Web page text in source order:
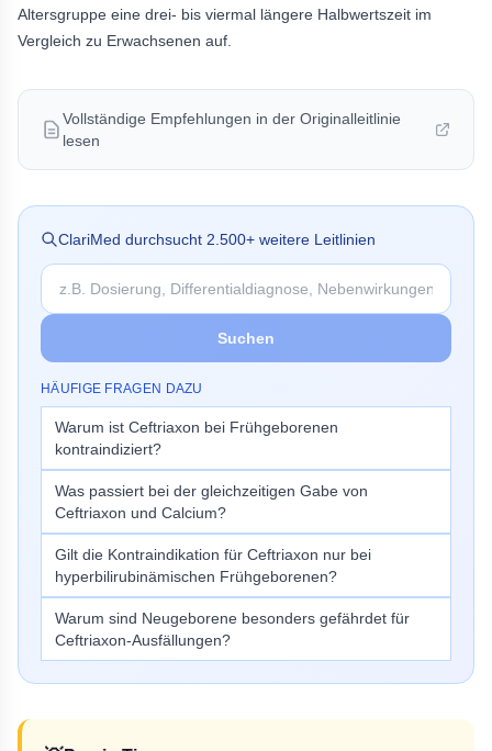
Altersgruppe eine drei- bis viermal längere Halbwertszeit im
Vergleich zu Erwachsenen auf.
Vollständige Empfehlungen in der Originalleitlinie
lesen
ClariMed durchsucht 2.500+ weitere Leitlinien
Suchen
HÄUFIGE FRAGEN DAZU
Warum ist Ceftriaxon bei Frühgeborenen
kontraindiziert?
Was passiert bei der gleichzeitigen Gabe von
Ceftriaxon und Calcium?
Gilt die Kontraindikation für Ceftriaxon nur bei
hyperbilirubinämischen Frühgeborenen?
Warum sind Neugeborene besonders gefährdet für
Ceftriaxon-Ausfällungen?